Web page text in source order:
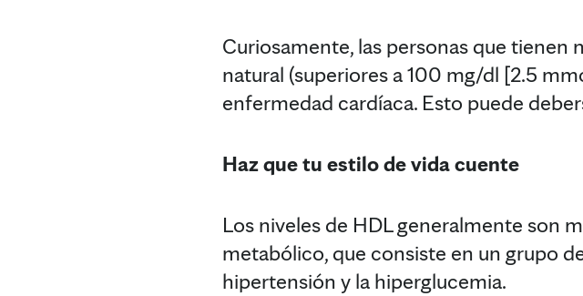
Curiosamente, las personas que tienen
natural (superiores a 100 mg/dl [2.5
enfermedad cardíaca. Esto puede
Haz que tu estilo de vida cuente
Los niveles de HDL generalmente son
metabólico, que consiste en un grupo
hipertensión y la hiperglucemia.